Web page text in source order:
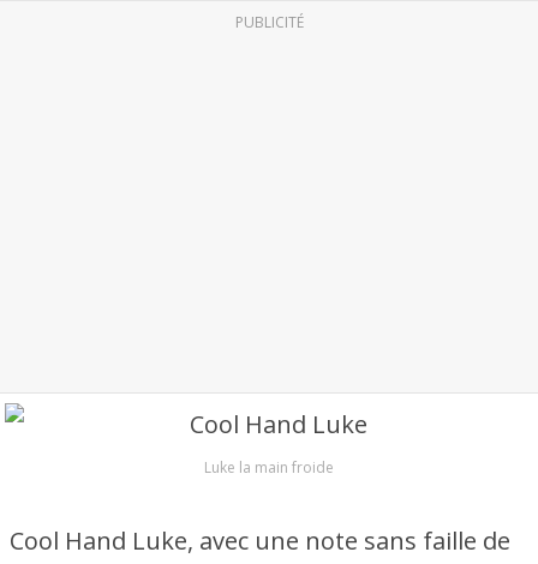
PUBLICITÉ
Luke la main froide
Cool Hand Luke, avec une note sans faille de